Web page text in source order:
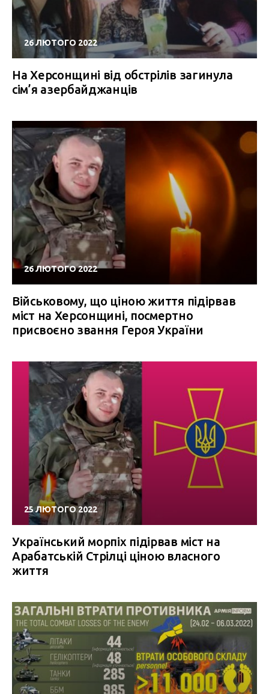
26 ЛЮТОГО 2022
На Херсонщині від обстрілів загинула
сім’я азербайджанців
26 ЛЮТОГО 2022
Військовому, що ціною життя підірвав
міст на Херсонщині, посмертно
присвоєно звання Героя України
25 ЛЮТОГО 2022
Український морпіх підірвав міст на
Арабатській Стрілці ціною власного
життя